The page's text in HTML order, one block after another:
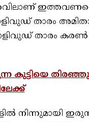
താരം
താരം
കുട്ടിയെ
നിന്നുമായി